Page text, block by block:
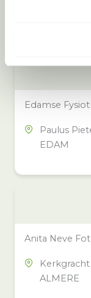
ook in
Edamse
Paulus
EDAM
Anita Neve
ALMERE